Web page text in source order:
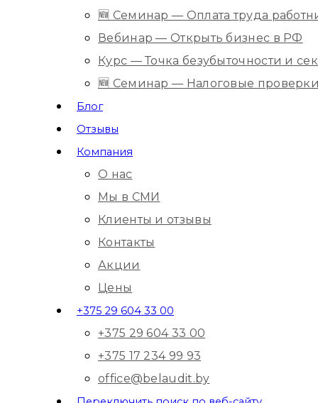
🆕 Семинар — Оплата труда
Вебинар — Открыть бизнес в РФ
Курс — Точка безубыточности и
🆕 Семинар — Налоговые проверки
Блог
Отзывы
Компания
О нас
Мы в СМИ
Клиенты и отзывы
Контакты
Акции
Цены
+375 29 604 33 00
+375 29 604 33 00
+375 17 234 99 93
office@belaudit.by